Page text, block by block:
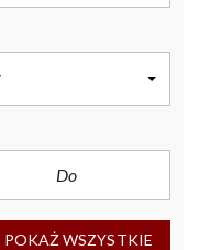
POKAŻ WSZYSTKIE